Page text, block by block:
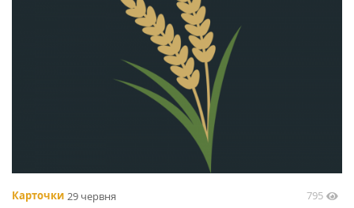
Карточки 29 червня 795